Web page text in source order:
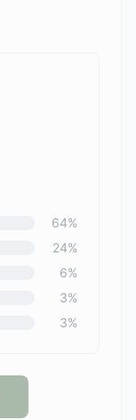
64%
24%
6%
3%
3%